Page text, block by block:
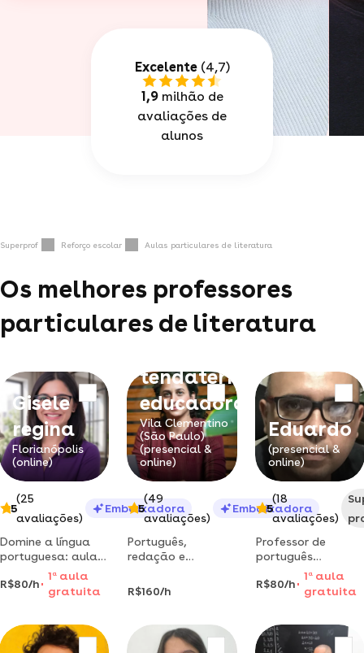
Excelente(4,7)
1,9milhão de
avaliações de
alunos
Superprof Reforço escolar Aulas particulares de literatura
Os melhores professores
particulares de literatura
Gisele
regina
Florianópolis
(online)
5
(25
avaliações)
Embaixadora
Domine a língua
portuguesa: aulas
de gramática,
literatura e
oratória, para
R$80/h
1 aaula
gratuita
tendaterra
educadora
Vila Clementino
(São Paulo)
(presencial &
online)
5
(49
avaliações)
Embaixadora
Português,
redação e
personalizados de
leitura, escrita e
textos.
R$160/h
Eduardo
(presencial &
online)
5
(18
avaliações)
Professor de
português
experiente com
doutorado leciona
gramática,
literatura para
todos os níveis - rio
R$80/h
1 aaula
gratuita